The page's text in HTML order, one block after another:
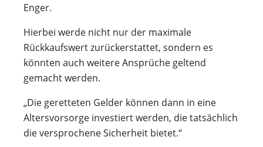
Enger.
Hierbei werde nicht nur der maximale
Rückkaufswert zurückerstattet, sondern es
könnten auch weitere Ansprüche geltend
gemacht werden.
„Die geretteten Gelder können dann in eine
Altersvorsorge investiert werden, die tatsächlich
die versprochene Sicherheit bietet.“